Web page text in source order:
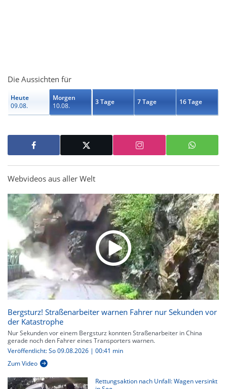
Die Aussichten für
Heute
09.08.
Morgen
10.08.
3 Tage 7 Tage 16 Tage
Webvideos aus aller Welt
Bergsturz! Straßenarbeiter warnen Fahrer nur Sekunden vor
der Katastrophe
Nur Sekunden vor einem Bergsturz konnten Straßenarbeiter in China
gerade noch den Fahrer eines Transporters warnen.
Veröffentlicht: So 09.08.2026 | 00:41 min
Zum Video
Rettungsaktion nach Unfall: Wagen versinkt